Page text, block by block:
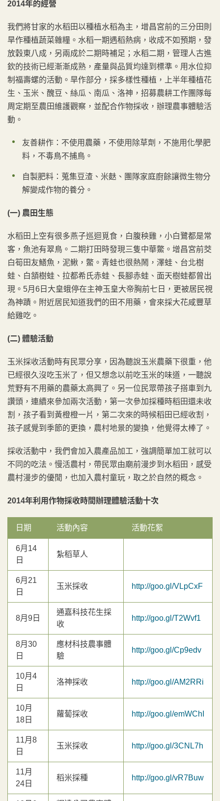
2014年的經營
我們將甘家的水稻田以種植水稻為主，增昌宮前的三分田則
旱作種植蔬菜雜糧。水稻一期遇稻熱病，收成不如預期，發
放穀東八成，另兩成於二期時補足；水稻二期，管理人古進
欽的技術已經漸漸成熟，產量與品質均達到標準。用水位抑
制福壽螺的活動。旱作部分，採多樣性種植，上半年種植花
生、玉米、醜豆、絲瓜、南瓜、洛神，招募農耕工作團隊每
周定期至農田維護觀察，並配合作物採收，辦理農事體驗活
動。
友善耕作：不使用農藥，不使用除草劑，不施用化學肥
料，不毒鳥不捕鳥。
自製肥料：蒐集豆渣、米麩、團隊家庭廚餘讓微生物分
解變成作物的養分。
(一) 農田生態
水稻田上空有很多燕子巡迴覓食，白腹秧雞，小白鷺都是常
客，魚池有翠鳥。二期打田時發現三隻中華鱉。增昌宮前茭
白筍田友鱔魚，泥鰍，鱉。青蛙也很熱鬧，澤蛙、台北樹
蛙、白頷樹蛙、拉都希氏赤蛙、長腳赤蛙、面天樹蛙都曾出
現。5月6日大皇蛾停在主神玉皇大帝胸前七日，更被居民視
為神蹟。附近居民知道我們的田不用藥，會來採大花咸豐草
給雞吃。
(二) 體驗活動
玉米採收活動時有民眾分享，因為聽說玉米農藥下很重，他
已經很久沒吃玉米了，但又想念以前吃玉米的味道，一聽說
荒野有不用藥的農藥太高興了。另一位民眾帶孩子搭車到九
讚頭，連續來參加兩次活動，第一次參加採種時稻田還未收
割，孩子看到黃橙橙一片，第二次來的時候稻田已經收割，
孩子感覺到季節的更換，農村地景的變換，他覺得太棒了。
採收活動中，我們會加入農產品加工，強調簡單加工就可以
不同的吃法。慢活農村，帶民眾由廟前漫步到水稻田，感受
農村漫步的優閒，也加入農村童玩，取之於自然的概念。
2014年利用作物採收時間辦理體驗活動十次
日期 活動內容 活動花絮
6月14
日
紮稻草人
6月21
日
玉米採收 http://goo.gl/VLpCxF
8月9日
通嘉科技花生採
收
http://goo.gl/T2Wvf1
8月30
日
應材科技農事體
驗
http://goo.gl/Cp9edv
10月4
日
洛神採收 http://goo.gl/AM2RRi
10月
18日
蘿蔔採收 http://goo.gl/emWChI
11月8
日
玉米採收 http://goo.gl/3CNL7h
11月
24日
稻米採種 http://goo.gl/vR7Buw